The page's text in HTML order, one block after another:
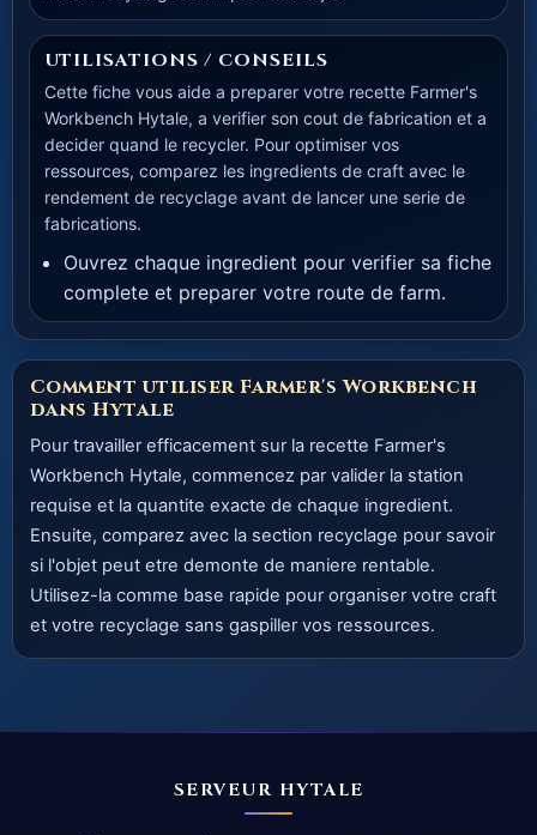
UTILISATIONS / CONSEILS
Cette fiche vous aide a preparer votre recette Farmer's
Workbench Hytale, a verifier son cout de fabrication et a
decider quand le recycler. Pour optimiser vos
ressources, comparez les ingredients de craft avec le
rendement de recyclage avant de lancer une serie de
fabrications.
Ouvrez chaque ingredient pour verifier sa fiche
complete et preparer votre route de farm.
Comment utiliser Farmer's Workbench
dans Hytale
Pour travailler efficacement sur la recette Farmer's
Workbench Hytale, commencez par valider la station
requise et la quantite exacte de chaque ingredient.
Ensuite, comparez avec la section recyclage pour savoir
si l'objet peut etre demonte de maniere rentable.
Utilisez-la comme base rapide pour organiser votre craft
et votre recyclage sans gaspiller vos ressources.
SERVEUR HYTALE